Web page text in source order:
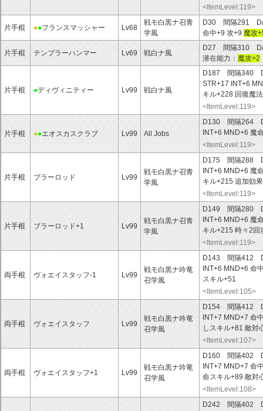
<ItemLevel:119>
片手棍 ●●フランスマッシャー Lv68
戦モ白黒ナ召青
学風
D30 間隔291
命中+9 攻+9 魔攻
片手棍 テンプラーハンマー Lv69 戦白ナ風
D27 間隔310
潜在能力： 魔攻+2
片手棍 ●ディヴィニティー Lv99 戦白ナ風
D187 間隔340
STR+17 INT+6
キル+228 回復魔
<ItemLevel:119>
片手棍 ●●エオスカスクラブ Lv99 All Jobs
D130 間隔264
INT+6 MND+6 魔
<ItemLevel:119>
片手棍 ブラーロッド Lv99
戦モ白黒ナ召青
学風
D175 間隔288
INT+6 MND+6 魔
キル+215 追加効
<ItemLevel:119>
片手棍 ブラーロッド+1 Lv99
戦モ白黒ナ召青
学風
D149 間隔280
INT+6 MND+6 魔
キル+215 時々2回
<ItemLevel:119>
両手棍 ヴォエイスタッフ-1 Lv99
戦モ白黒ナ吟竜
召学風
D143 間隔412
INT+6 MND+6 命
スキル+51
<ItemLevel:105>
両手棍 ヴォエイスタッフ Lv99
戦モ白黒ナ吟竜
召学風
D154 間隔412
INT+7 MND+7 命
しスキル+81 敵対
<ItemLevel:107>
両手棍 ヴォエイスタッフ+1 Lv99
戦モ白黒ナ吟竜
召学風
D160 間隔402
INT+7 MND+7 命
命スキル+89 敵対
<ItemLevel:108>
D242 間隔402